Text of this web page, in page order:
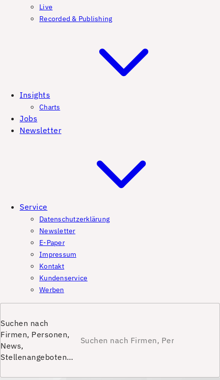
Live
Recorded & Publishing
Insights
Charts
Jobs
Newsletter
Service
Datenschutzerklärung
Newsletter
E-Paper
Impressum
Kontakt
Kundenservice
Werben
Suchen nach
Firmen, Personen,
News,
Stellenangeboten…